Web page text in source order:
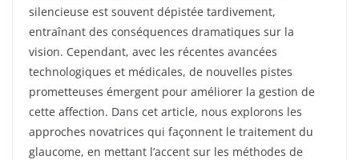
silencieuse est souvent dépistée tardivement,
entraînant des conséquences dramatiques sur la
vision. Cependant, avec les récentes avancées
technologiques et médicales, de nouvelles pistes
prometteuses émergent pour améliorer la gestion de
cette affection. Dans cet article, nous explorons les
approches novatrices qui façonnent le traitement du
glaucome, en mettant l’accent sur les méthodes de